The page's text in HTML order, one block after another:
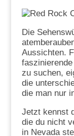
Die
Aussichten.
zu suchen,
die
die man nur
Jetzt kennst
die du nicht
in Nevada